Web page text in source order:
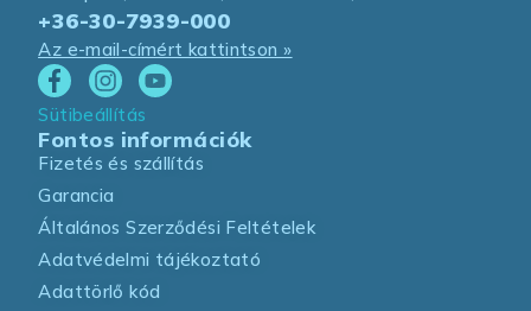
+36-30-7939-000
Az e-mail-címért kattintson »
Sütibeállítás
Fontos információk
Fizetés és szállítás
Garancia
Általános Szerződési Feltételek
Adatvédelmi tájékoztató
Adattörlő kód